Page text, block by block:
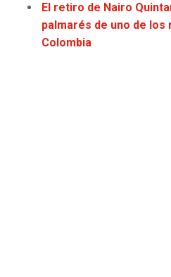
EAGLES
SUNS
El retiro de Nairo
palmarés de uno de los
Colombia